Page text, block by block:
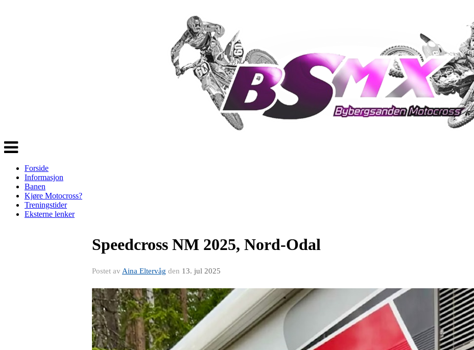
Veksle
navigasjon
Forside
Informasjon
Banen
Kjøre Motocross?
Treningstider
Eksterne lenker
Speedcross NM 2025, Nord-Odal
Postet av Aina Eltervåg den 13. jul 2025